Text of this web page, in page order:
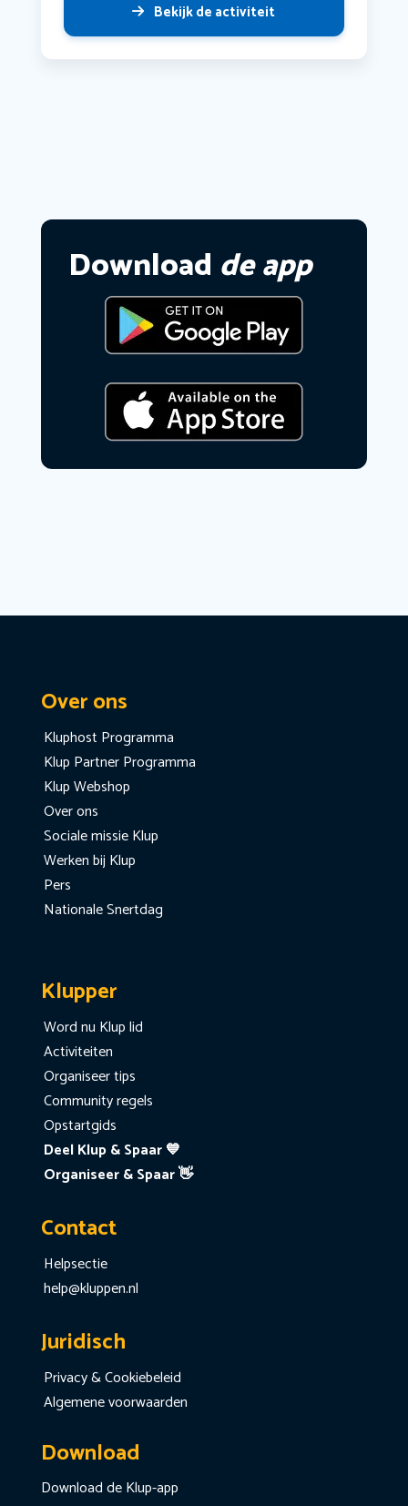
Bekijk de activiteit
Download de app
Over ons
Kluphost Programma
Klup Partner Programma
Klup Webshop
Over ons
Sociale missie Klup
Werken bij Klup
Pers
Nationale Snertdag
Klupper
Word nu Klup lid
Activiteiten
Organiseer tips
Community regels
Opstartgids
Deel Klup & Spaar 💙
Organiseer & Spaar 👋
Contact
Helpsectie
help@kluppen.nl
Juridisch
Privacy & Cookiebeleid
Algemene voorwaarden
Download
Download de Klup-app